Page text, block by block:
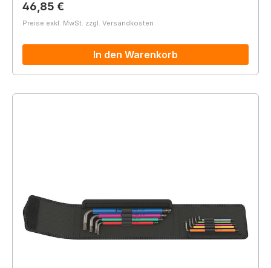
Regulärer Preis:
46,85 €
Preise exkl. MwSt. zzgl. Versandkosten
In den Warenkorb